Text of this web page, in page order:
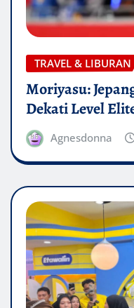
TRAVEL & LIBURAN
Moriyasu:
Dekati Level
Agnesdonna